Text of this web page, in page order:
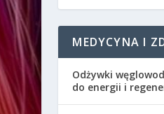
MEDYCYNA I
Odżywki
do energii i